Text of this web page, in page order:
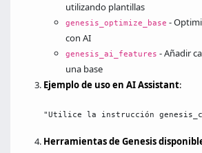
utilizando plantillas
genesis_optimize_base -
con AI
genesis_ai_features - Añadir
una base
Ejemplo de uso en AI Assistant:
"Utilice la instrucción
Herramientas de Genesis